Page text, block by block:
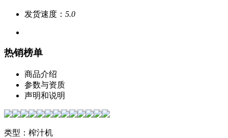
发货速度： 5.0
热销榜单
商品介绍
参数与资质
声明和说明
类型：榨汁机